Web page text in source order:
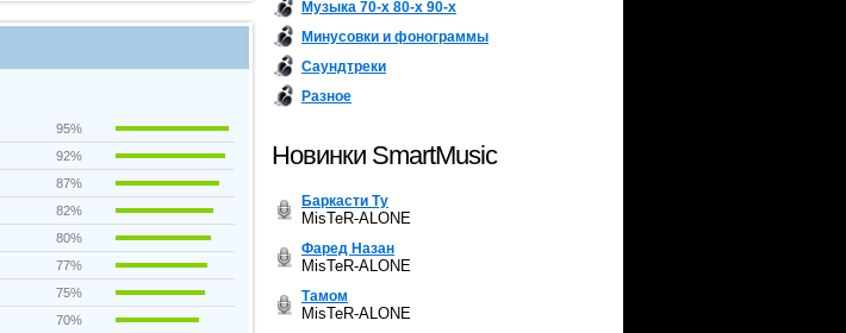
95%
92%
87%
82%
80%
77%
75%
70%
Музыка 70-х 80-х 90-х
Минусовки и фонограммы
Саундтреки
Разное
Новинки SmartMusic
Баркасти Ту
MisTeR-ALONE
Фаред Назан
MisTeR-ALONE
Тамом
MisTeR-ALONE